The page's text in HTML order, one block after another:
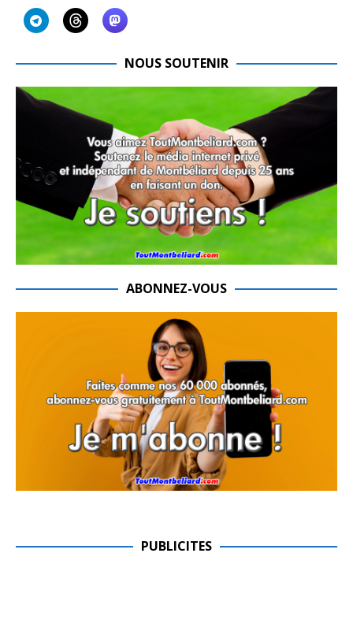
NOUS SOUTENIR
ABONNEZ-VOUS
PUBLICITES